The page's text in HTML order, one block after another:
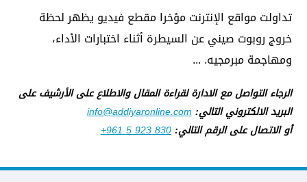
تداولت مواقع الإنترنت مؤخرا مقطع فيديو يظهر لحظة
خروج روبوت صيني عن السيطرة أثناء اختبارات الأداء،
ومهاجمة مبرمجيه. ...
الرجاء التواصل مع الادارة لقراءة المقال والاطلاع على الأرشيف على
البريد الالكتروني التالي:info@addiyaronline.com
أو الاتصال على الرقم التالي:+961 5 923 830